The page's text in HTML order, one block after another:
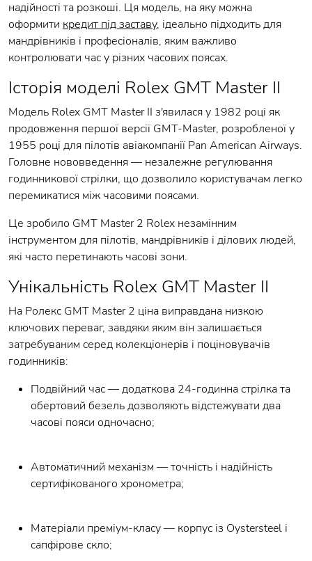
надійності та розкоші. Ця модель, на яку можна
оформити кредит під заставу, ідеально підходить для
мандрівників і професіоналів, яким важливо
контролювати час у різних часових поясах.
Історія моделі Rolex GMT Master II
Модель Rolex GMT Master II з'явилася у 1982 році як
продовження першої версії GMT-Master, розробленої у
1955 році для пілотів авіакомпанії Pan American Airways.
Головне нововведення — незалежне регулювання
годинникової стрілки, що дозволило користувачам легко
перемикатися між часовими поясами.
Це зробило GMT Master 2 Rolex незамінним
інструментом для пілотів, мандрівників і ділових людей,
які часто перетинають часові зони.
Унікальність Rolex GMT Master II
На Ролекс GMT Master 2 ціна виправдана низкою
ключових переваг, завдяки яким він залишається
затребуваним серед колекціонерів і поціновувачів
годинників:
Подвійний час — додаткова 24-годинна стрілка та
обертовий безель дозволяють відстежувати два
часові пояси одночасно;
Автоматичний механізм — точність і надійність
сертифікованого хронометра;
Матеріали преміум-класу — корпус із Oystersteel і
сапфірове скло;